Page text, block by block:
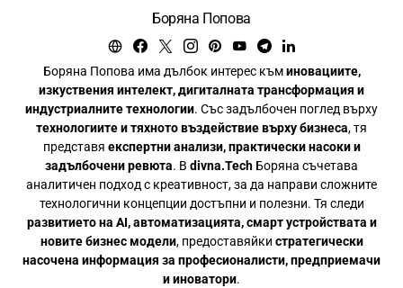
Боряна Попова
Боряна Попова има дълбок интерес къминовациите,
изкуствения интелект, дигиталната трансформация и
индустриалните технологии. Със задълбочен поглед върху
технологиите и тяхното въздействие върху бизнеса, тя
представя експертни анализи, практически насоки и
задълбочени ревюта. В divna.Tech Боряна съчетава
аналитичен подход с креативност, за да направи сложните
технологични концепции достъпни и полезни. Тя следи
развитието на AI, автоматизацията, смарт устройствата и
новите бизнес модели, предоставяйки стратегически
насочена информация за професионалисти, предприемачи
и иноватори.